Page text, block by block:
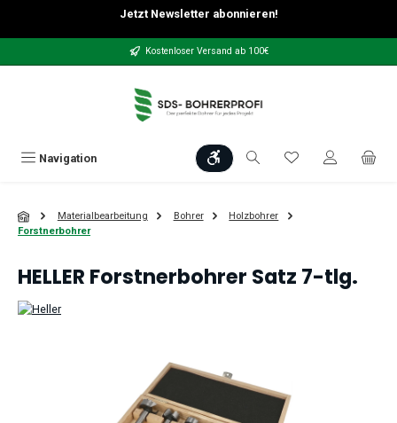
Zum Hauptinhalt springenJetzt Newsletter abonnieren!
Kostenloser Versand ab 100€
Navigation Werkzeugleiste anzeigen
Du hast 0
Materialbearbeitung Bohrer
Holzbohrer
Forstnerbohrer
HELLER Forstnerbohrer Satz 7-tlg.